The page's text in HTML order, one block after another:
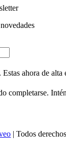
ahora de alta
completarse.
| Todos